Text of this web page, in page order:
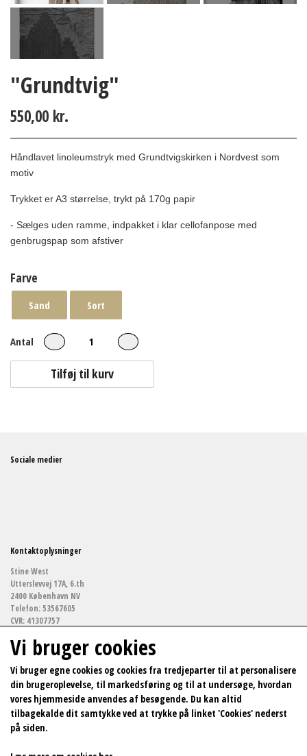
"Grundtvig"
550,00 kr.
Håndlavet linoleumstryk med Grundtvigskirken i Nordvest som
motiv
Trykket er A3 størrelse, trykt på 170g papir
- Sælges uden ramme, indpakket i klar cellofanpose med
genbrugspap som afstiver
Farve
Sand Sort
Antal
Tilføj til kurv
Sociale medier
Kontaktoplysninger
Stine West
Utterslevvej 17A, 6.th
2400 København NV
Telefon: 53567605
CVR: 41307757
stinewestf@gmail.com
Links
Arkitekturfotografi
Salgs- og leveringsbetingelser
Cookies
Vi bruger cookies
Vi bruger egne cookies og cookies fra tredjeparter til at personalisere
din brugeroplevelse, til markedsføring og til at undersøge, hvordan
vores hjemmeside anvendes af besøgende. Du kan altid
tilbagekalde dit samtykke ved at trykke på linket 'Cookies' nederst
på siden.